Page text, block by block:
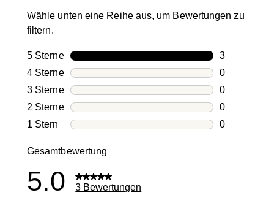
Wähle unten eine Reihe aus, um Bewertungen zu
filtern.
5 SterneSterne
3
3
4 SterneSterne
0
0
3 SterneSterne
0
0
2 SterneSterne
0
0
1 Stern Sterne
0
Gesamtbewertung
5.0 3 Bewertungen